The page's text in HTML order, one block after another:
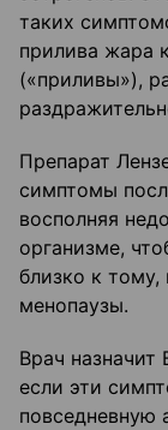
таких
прилива жара
(«приливы»),
Препарат
симптомы
восполняя
организме,
близко к
менопаузы.
Врач назначит
если эти
повседневную